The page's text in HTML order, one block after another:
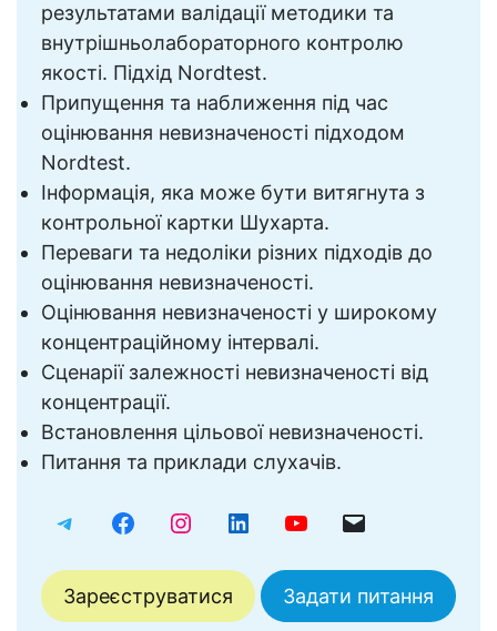
результатами валідації методики та
внутрішньолабораторного контролю
якості. Підхід Nordtest.
Припущення та наближення під час
оцінювання невизначеності підходом
Nordtest.
Інформація, яка може бути витягнута з
контрольної картки Шухарта.
Переваги та недоліки різних підходів до
оцінювання невизначеності.
Оцінювання невизначеності у широкому
концентраційному інтервалі.
Сценарії залежності невизначеності від
концентрації.
Встановлення цільової невизначеності.
Питання та приклади слухачів.
Зареєструватися Задати питання